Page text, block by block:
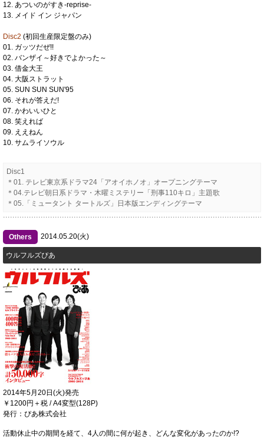
12. あついのがすき-reprise-
13. メイド イン ジャパン
Disc2 (初回生産限定盤のみ)
01. ガッツだぜ!!
02. バンザイ～好きでよかった～
03. 借金大王
04. 大阪ストラット
05. SUN SUN SUN'95
06. それが答えだ!
07. かわいいひと
08. 笑えれば
09. ええねん
10. サムライソウル
Disc1
＊01. テレビ東京系ドラマ24「アオイホノオ」オープニングテーマ
＊04.テレビ朝日系ドラマ・木曜ミステリー「刑事110キロ」主題歌
＊05.「ミュータント タートルズ」日本版エンディングテーマ
Others 2014.05.20(火)
ウルフルズぴあ
2014年5月20日(火)発売
￥1200円＋税 / A4変型(128P)
発行：ぴあ株式会社
活動休止中の期間を経て、4人の間に何が起き、どんな変化があったのか!?